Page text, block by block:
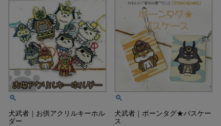
犬武者｜お供アクリルキーホル
ダー
犬武者｜ボーンタグ★パスケー
ス